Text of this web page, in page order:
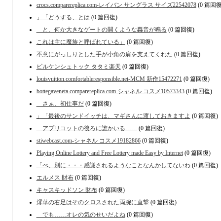
crocs.comparereplica.com-レイバン サングラス サイズ22542078(0 篇回
」「どうする、とは (0 篇回復)
と、何か大きなゲートの開くような轟音が鳴る (0 篇回復)
これは主に魔族と呼ばれている」
(0 篇回復)
不意にがっしりとした手が小角の肩を支えてくれた (0 篇回復)
ビルケンシュトック タタミ楽天 (0 篇回復)
louisvuitton.comfortableresponsible.net-MCM 新作15472271 (0 篇回復)
bottegaveneta.comparereplica.com-シャネル コスメ10573343(0 篇回復)
さぁ、初仕事だ(0 篇回復)
」「最後のサンドイッチは、マギさんに渡しておきますよ (0 篇回復)
アプリコットの後ろに誰かいる…… (0 篇回復)
stiwebcast.com-シャネル コスメ19182866(0 篇回復)
Playing Online Lottery and Free Lottery made Easy by Internet(0 篇回復)
「べ、別に・・・感謝されるようなことなんかしてないわ(0 篇回復)
エルメス 財布(0 篇回復)
キャスキッドソン 財布(0 篇回復)
澪華の右足はそのクロスされた両腕に直撃(0 篇回復)
でも……オレの気のせいだよね(0 篇回復)